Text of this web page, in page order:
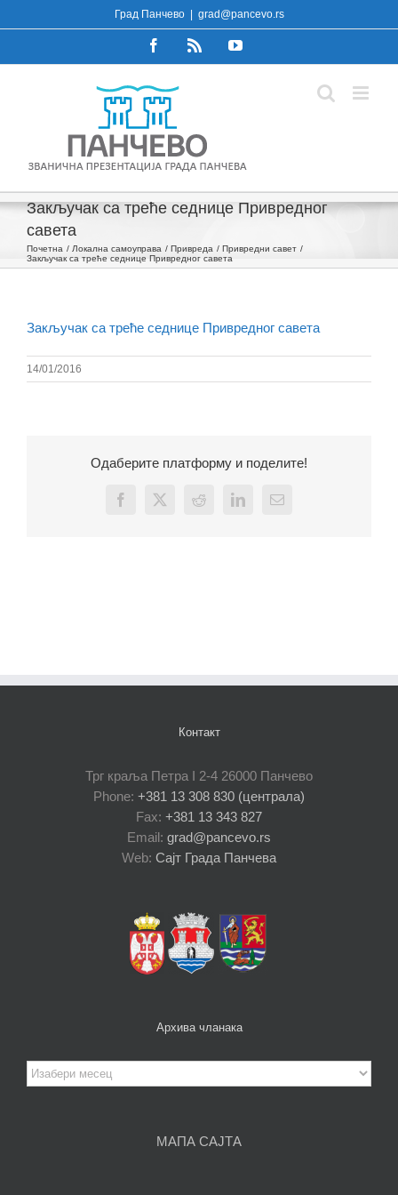
to
Град Панчево grad@pancevo.rs
FacebookRss YouTube
Закључак са треће седнице Привредног
савета
Почетна Локална самоуправа Привреда
Привредни савет
Закључак са треће седнице Привредног савета
Закључак са треће седнице Привредног савета
14/01/2016
Одаберите платформу и поделите!
Facebook
X Reddit LinkedInEmail
Контакт
Трг краља Петра I 2-4 26000 Панчево
Phone: +381 13 308 830 (централа)
Fax: +381 13 343 827
Email: grad@pancevo.rs
Web: Сајт Града Панчева
Архива чланака
Архива
чланака
МАПА САЈТА